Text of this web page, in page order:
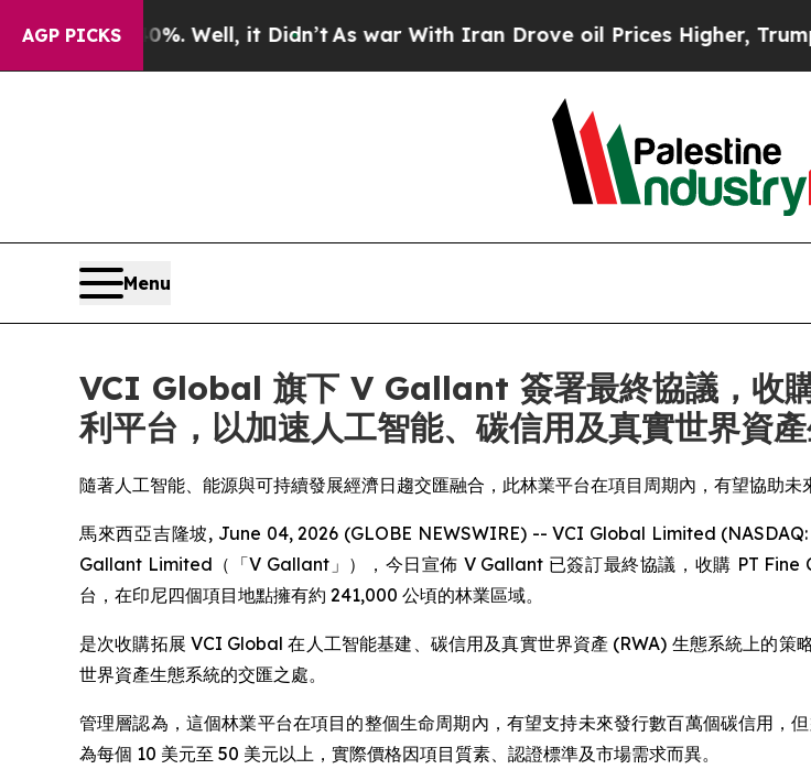
AGP PICKS
40%. Well, it Didn’tAs war With Iran Drove oil Prices Higher, Trump Gave
Menu
VCI Global 旗下 V Gallant 簽署最終協議，收
利平台，以加速人工智能、碳信用及真實世界資
隨著人工智能、能源與可持續發展經濟日趨交匯融合，此林業平台在項目周期內，有望協助未
馬來西亞吉隆坡, June 04, 2026 (GLOBE NEWSWIRE) -- VCI Global Limited
Gallant Limited（「V Gallant」），今日宣佈 V Gallant 已簽訂最終協議，收購 PT
台，在印尼四個項目地點擁有約 241,000 公頃的林業區域。
是次收購拓展 VCI Global 在人工智能基建、碳信用及真實世界資產 (RWA) 生態系統上的
世界資產生態系統的交匯之處。
管理層認為，這個林業平台在項目的整個生命周期內，有望支持未來發行數百萬個碳信用，
為每個 10 美元至 50 美元以上，實際價格因項目質素、認證標準及市場需求而異。